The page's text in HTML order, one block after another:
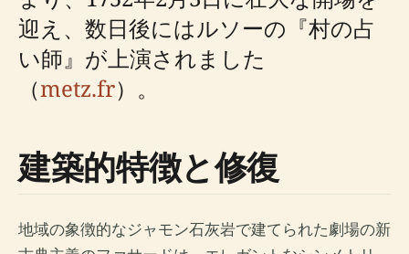
迎え、数日後にはルソーの『村の占
い師』が上演されました
（metz.fr）。
建築的特徴と修復
地域の象徴的なジャモン石灰岩で建てられた劇場の新